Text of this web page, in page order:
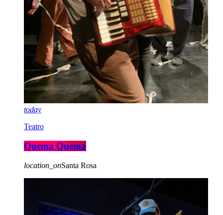
today
Teatro
Quema Quema
location_onSanta Rosa